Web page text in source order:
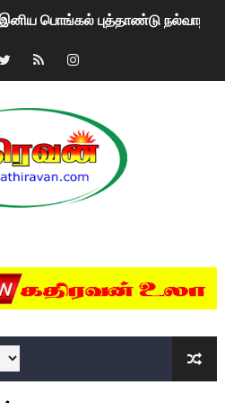
பொங்கல் புத்தாண்டு
திட்டம்?
இந்தியாவின் “கோவிஷீல்டு”
யார், என்ன நடந்தது?: உண்மையை
அமெரிக்க டொலர் நட்டஈடு
நடைபெறும் கண்டனப்
படித்த மாணவர்கள் தொடர்பில்